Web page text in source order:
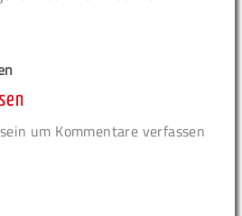
sein um Kommentare verfassen